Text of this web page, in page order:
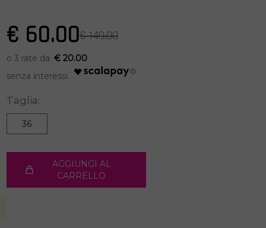
€ 60.00€ 149.00
€ 20.00
Taglia:
36
AGGIUNGI AL
CARRELLO